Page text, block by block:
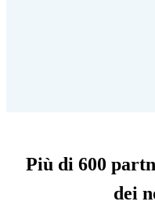
Più di 600
dei